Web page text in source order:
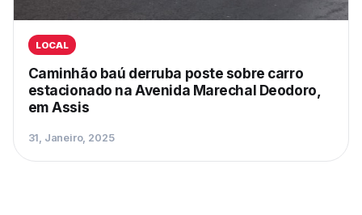
LOCAL
Caminhão baú derruba poste sobre carro
estacionado na Avenida Marechal Deodoro,
em Assis
31, Janeiro, 2025